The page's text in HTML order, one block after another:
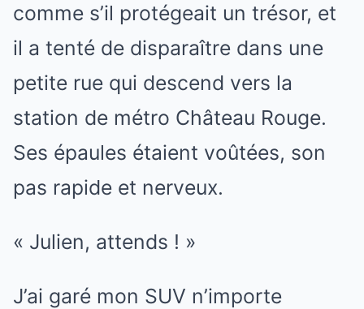
comme s’il protégeait un trésor, et
il a tenté de disparaître dans une
petite rue qui descend vers la
station de métro Château Rouge.
Ses épaules étaient voûtées, son
pas rapide et nerveux.
« Julien, attends ! »
J’ai garé mon SUV n’importe